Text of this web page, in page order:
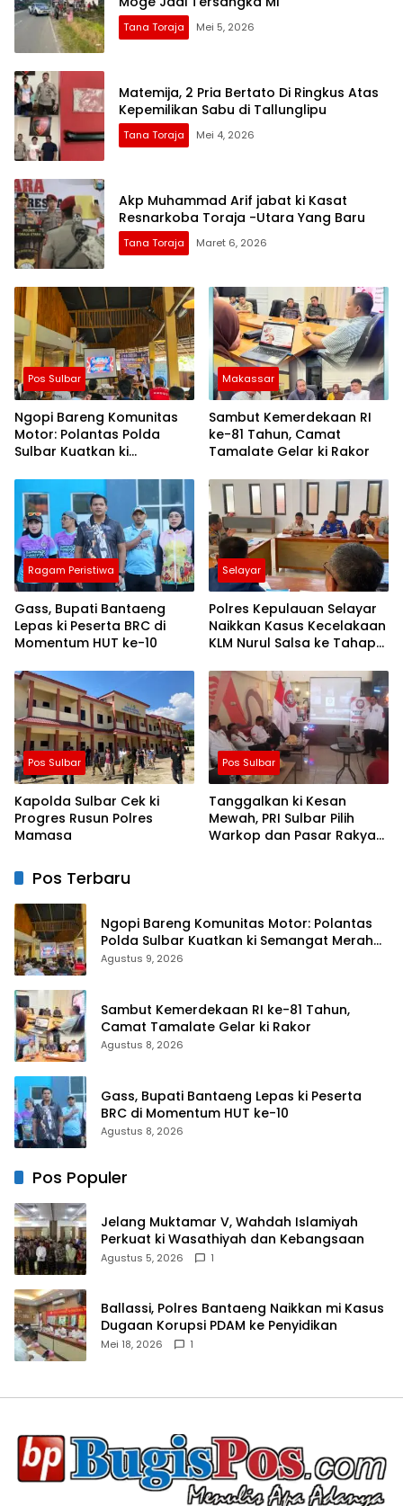
Tana Toraja Mei 5, 2026
Matemija, 2 Pria Bertato Di Ringkus Atas
Kepemilikan Sabu di Tallunglipu
Tana Toraja Mei 4, 2026
Akp Muhammad Arif jabat ki Kasat
Tana Toraja Maret 6, 2026
Pos Sulbar
Ngopi Bareng Komunitas
Motor: Polantas Polda
Sulbar Kuatkan ki
Keselamatan
Makassar
Sambut Kemerdekaan RI
ke-81 Tahun, Camat
Tamalate Gelar ki Rakor
Ragam Peristiwa
Gass, Bupati Bantaeng
Lepas ki Peserta BRC di
Momentum HUT ke-10
Selayar
Polres Kepulauan Selayar
Naikkan Kasus Kecelakaan
KLM Nurul Salsa ke Tahap
Pos Sulbar
Kapolda Sulbar Cek ki
Progres Rusun Polres
Mamasa
Pos Sulbar
Tanggalkan ki Kesan
Mewah, PRI Sulbar Pilih
Warkop dan Pasar Rakyat
Pos Terbaru
Ngopi Bareng Komunitas Motor: Polantas
Polda Sulbar Kuatkan ki Semangat Merah
Putih dan Keselamatan
Agustus 9, 2026
Sambut Kemerdekaan RI ke-81 Tahun,
Camat Tamalate Gelar ki Rakor
Agustus 8, 2026
Gass, Bupati Bantaeng Lepas ki Peserta
BRC di Momentum HUT ke-10
Agustus 8, 2026
Pos Populer
Jelang Muktamar V, Wahdah Islamiyah
Perkuat ki Wasathiyah dan Kebangsaan
Agustus 5, 2026 1
Ballassi, Polres Bantaeng Naikkan mi Kasus
Dugaan Korupsi PDAM ke Penyidikan
Mei 18, 2026 1